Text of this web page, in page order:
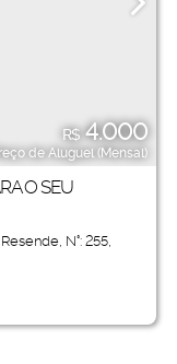
R$4.000
de Aluguel (Mensal)
O SEU
, N°: 255,